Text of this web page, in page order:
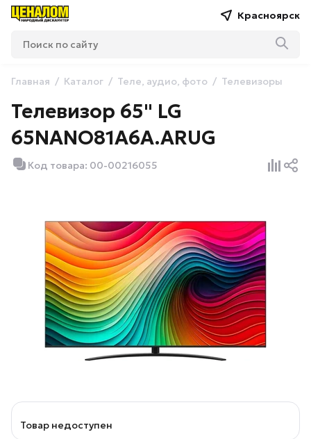
Красноярск
Главная Каталог Теле, аудио, фото Телевизоры
Телевизор 65" LG
65NANO81A6A.ARUG
Код товара: 00-00216055
Товар недоступен